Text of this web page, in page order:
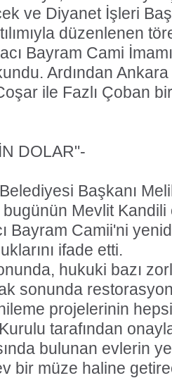
ve Diyanet İşleri
düzenlenen
Bayram Cami
Ardından
ile Fazlı Çoban
DOLAR"-
Başkanı
bugünün Mevlit
Bayram Camii'ni
ifade etti.
hukuki bazı
sonunda
projelerinin
tarafından
bulunan evlerin
bir müze haline